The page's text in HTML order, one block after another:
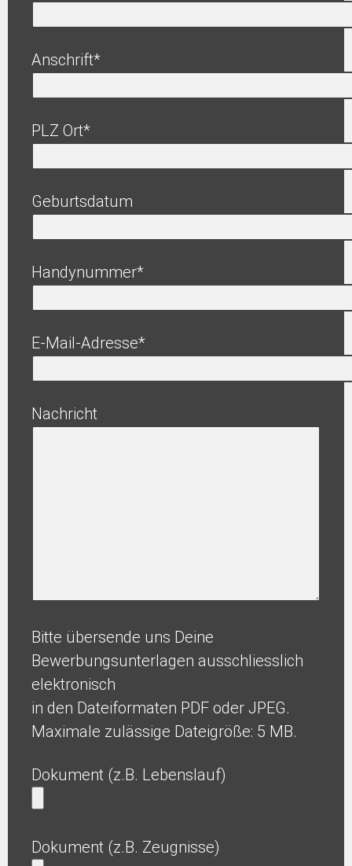
Anschrift*
PLZ Ort*
Geburtsdatum
Handynummer*
E-Mail-Adresse*
Nachricht
Bitte übersende uns Deine
Bewerbungsunterlagen ausschliesslich
elektronisch
in den Dateiformaten PDF oder JPEG.
Maximale zulässige Dateigröße: 5 MB.
Dokument (z.B. Lebenslauf)
Dokument (z.B. Zeugnisse)